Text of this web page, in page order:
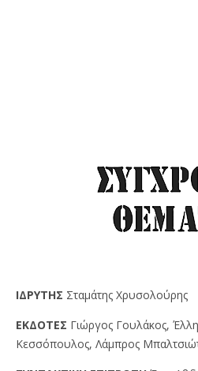
IΔPYTHΣ Σταμάτης Χρυσολούρης
EKΔOTEΣ Γιώργος Γουλάκος,
Κεσσόπουλος, Λάμπρος